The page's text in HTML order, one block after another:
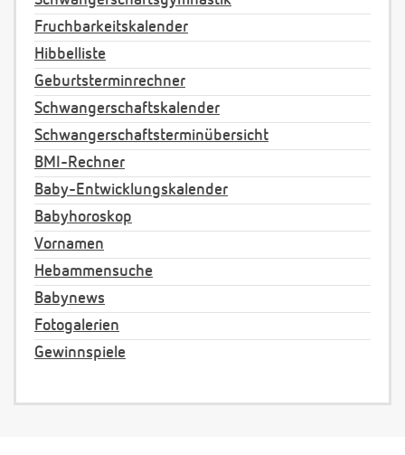
Fruchbarkeitskalender
Hibbelliste
Geburtsterminrechner
Schwangerschaftskalender
Schwangerschaftsterminübersicht
BMI-Rechner
Baby-Entwicklungskalender
Babyhoroskop
Vornamen
Hebammensuche
Babynews
Fotogalerien
Gewinnspiele